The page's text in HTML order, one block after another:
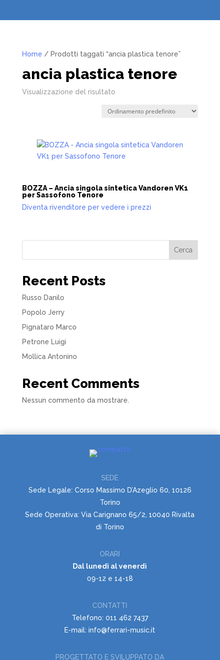
Home / Prodotti taggati “ancia plastica tenore”
ancia plastica tenore
Visualizzazione del risultato
BOZZA – Ancia singola sintetica Vandoren VK1
per Sassofono Tenore
Diventa rivenditore per vedere i prezzi
Cerca
Recent Posts
Russo Danilo
Popolo Jerry
Pignataro Marco
Petrone Luigi
Mollica Antonino
Recent Comments
Nessun commento da mostrare.
SEDE
Sede Legale: Corso Massimo D’Azeglio 60, 10126
Torino
Sede Operativa: Via Carignano 65/2, 10040 Rivalta
di Torino
ORARI
Dal lunedì al venerdì
09-12 e 14-18
CONTATTI
Telefono: 011 462 7437
E-mail: info@ferrari-music.it
PROGETTATO E SVILUPPATO DA